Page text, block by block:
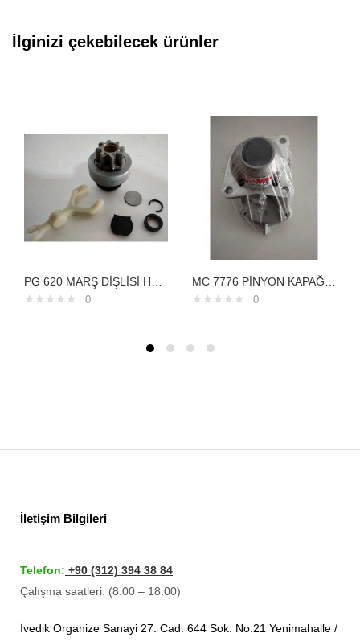
İlginizi çekebilecek ürünler
0 0
İletişim Bilgileri
Telefon: +90 (312) 394 38 84
Çalışma saatleri: (8:00 – 18:00)
İvedik Organize Sanayi 27. Cad. 644 Sok. No:21 Yenimahalle /